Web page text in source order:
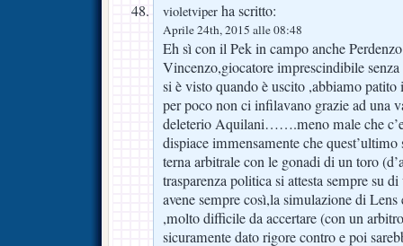
violetviper ha scritto:
Aprile 24th, 2015 alle 08:48
Eh sì con il Pek in campo anche
Vincenzo,giocatore imprescindibile
si è visto quando è uscito ,abbiamo
per poco non ci infilavano grazie ad una
deleterio Aquilani…….meno male che
dispiace immensamente che quest’ultimo
terna arbitrale con le gonadi di un toro
trasparenza politica si attesta sempre
avene sempre così,la simulazione di
,molto difficile da accertare (con un
sicuramente dato rigore contro e poi